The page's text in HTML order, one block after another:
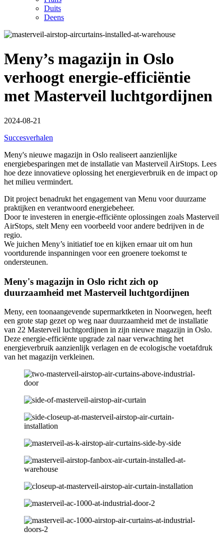
Duits
Deens
Meny’s magazijn in Oslo
verhoogt energie-efficiëntie
met Masterveil luchtgordijnen
2024-08-21
Succesverhalen
Meny's nieuwe magazijn in Oslo realiseert aanzienlijke
energiebesparingen met de installatie van Masterveil AirStops. Lees
hoe deze innovatieve oplossing het energieverbruik en de impact op
het milieu vermindert.
Dit project benadrukt het engagement van Menu voor duurzame
praktijken en verantwoord energiebeheer.
Door te investeren in energie-efficiënte oplossingen zoals Masterveil
AirStops, stelt Meny een voorbeeld voor andere bedrijven in de
regio.
We juichen Meny’s initiatief toe en kijken ernaar uit om hun
voortdurende inspanningen voor een groenere toekomst te
ondersteunen.
Meny's magazijn in Oslo richt zich op
duurzaamheid met Masterveil luchtgordijnen
Meny, een toonaangevende supermarktketen in Noorwegen, heeft
een grote stap gezet op weg naar duurzaamheid met de installatie
van 22 Masterveil luchtgordijnen in zijn nieuwe magazijn in Oslo.
Deze energie-efficiënte upgrade zal naar verwachting het
energieverbruik aanzienlijk verlagen en de ecologische voetafdruk
van het magazijn verkleinen.